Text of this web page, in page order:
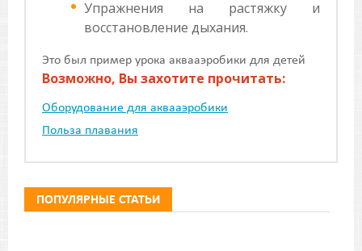
Упражнения на растяжку и
восстановление дыхания.
Это был пример урока аквааэробики для детей
Возможно, Вы захотите прочитать:
Оборудование для аквааэробики
Польза плавания
ПОПУЛЯРНЫЕ СТАТЬИ